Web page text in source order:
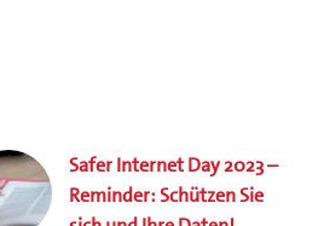
Safer Internet Day 2023 –
Reminder: Schützen Sie